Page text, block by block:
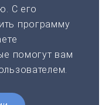
С его
программу
помогут вам